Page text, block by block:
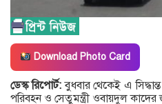
Download Photo Card
ডেস্ক রিপোর্ট:বুধবার থেকেই এ
পরিবহন ও সেতুমন্ত্রী ওবায়দুল কাদের